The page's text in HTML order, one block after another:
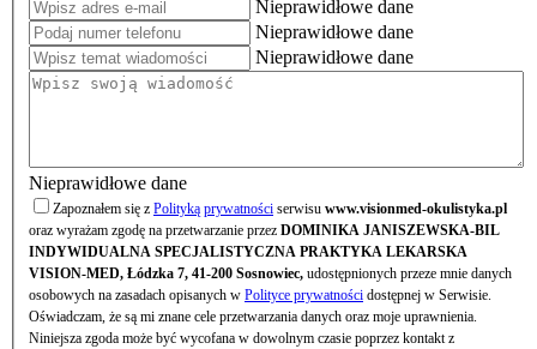
Nieprawidłowe dane
Nieprawidłowe dane
Nieprawidłowe dane
Nieprawidłowe dane
Zapoznałem się z Polityką prywatności serwisu www.visionmed-okulistyka.pl
oraz wyrażam zgodę na przetwarzanie przez DOMINIKA JANISZEWSKA-BIL
INDYWIDUALNA SPECJALISTYCZNA PRAKTYKA LEKARSKA
VISION-MED, Łódzka 7, 41-200 Sosnowiec, udostępnionych przeze mnie danych
osobowych na zasadach opisanych w Polityce prywatności dostępnej w Serwisie.
Oświadczam, że są mi znane cele przetwarzania danych oraz moje uprawnienia.
Niniejsza zgoda może być wycofana w dowolnym czasie poprzez kontakt z